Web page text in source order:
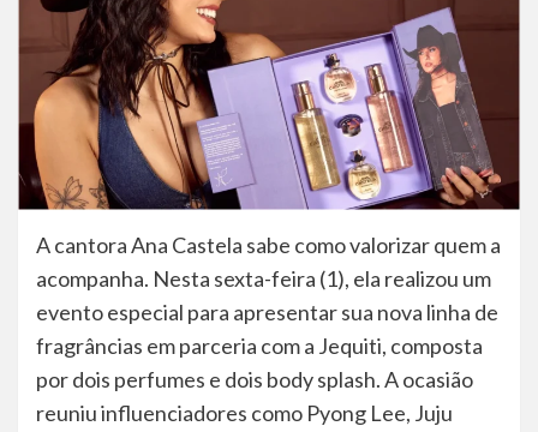
A cantora Ana Castela sabe como valorizar quem a
acompanha. Nesta sexta-feira (1), ela realizou um
evento especial para apresentar sua nova linha de
fragrâncias em parceria com a Jequiti, composta
por dois perfumes e dois body splash. A ocasião
reuniu influenciadores como Pyong Lee, Juju